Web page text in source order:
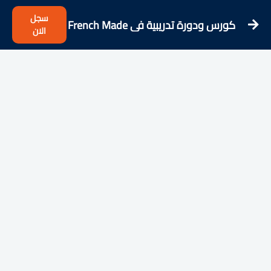
كورس ودورة تدريبية فى French Made
Easy! All French Compilations
سجل
الان